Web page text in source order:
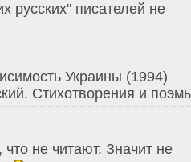
русских" писателей не
Украины (1994)
Стихотворения и
не читают. Значит не